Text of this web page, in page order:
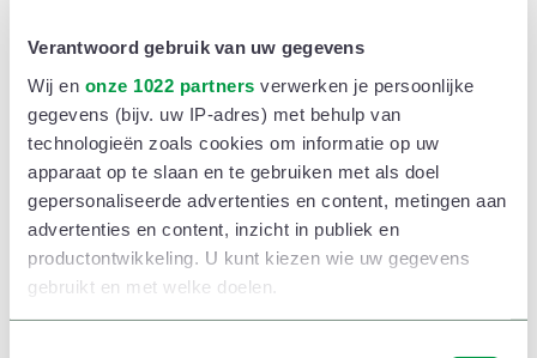
Verantwoord gebruik van uw gegevens
Wij en onze 1022 partners verwerken je persoonlijke
gegevens (bijv. uw IP-adres) met behulp van
technologieën zoals cookies om informatie op uw
apparaat op te slaan en te gebruiken met als doel
gepersonaliseerde advertenties en content, metingen aan
advertenties en content, inzicht in publiek en
productontwikkeling. U kunt kiezen wie uw gegevens
gebruikt en met welke doelen.
met spanningen en huilbuien. Anders zal je peuter
eten verbinden aan negatieve emoties en ben je nog
verder van huis.
Het goede voorbeeld geven
Maak afspraken met je partner over wat er aan tafel
kan en niet kan. Als jullie allebei op jullie smartphone
mogen tokkelen tijdens het eten, waarom zou je